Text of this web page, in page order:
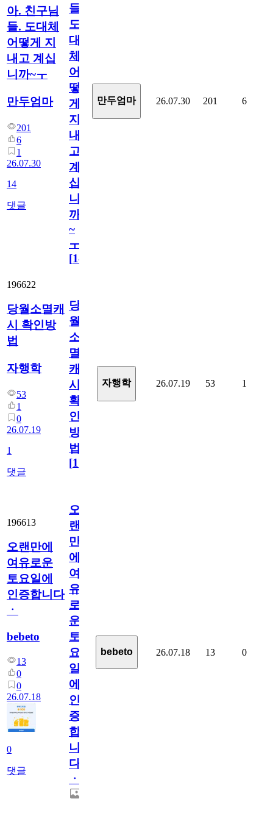
아. 친구님
들. 도대체
어떻게 지
내고 계십
니까~ㅜ
만두엄마
201
6
1
26.07.30
14
댓글
들.
도
대
체
어
떻
게
지
내
고
계
십
니
까
~
ㅜ
[14
만두엄마 26.07.30 201 6
196622
당월소멸캐
시 확인방
법
자행학
53
1
0
26.07.19
1
댓글
당
월
소
멸
캐
시
확
인
방
법
[1]
자행학 26.07.19 53 1
196613
오랜만에
여유로운
토요일에
인증합니다
ㆍ
bebeto
13
0
0
26.07.18
0
댓글
오
랜
만
에
여
유
로
운
토
요
일
에
인
증
합
니
다
ㆍ
bebeto 26.07.18 13 0